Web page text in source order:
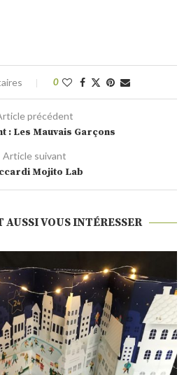
0
précédent
: Les Mauvais Garçons
Article suivant
Mojito Lab
AUSSI VOUS INTÉRESSER